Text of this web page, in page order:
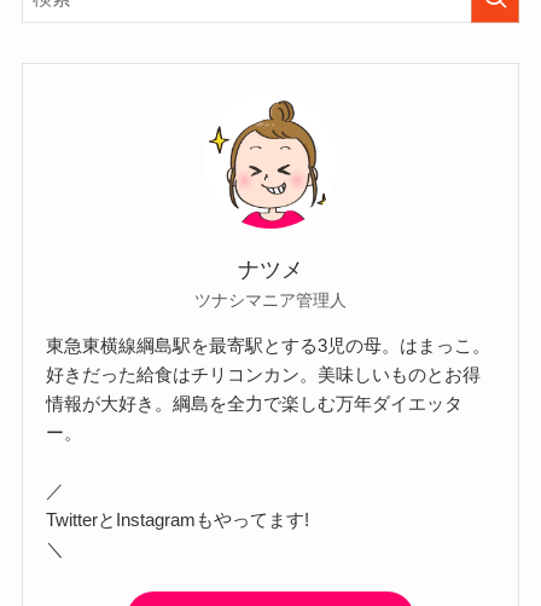
ナツメ
ツナシマニア管理人
東急東横線綱島駅を最寄駅とする3児の母。はまっこ。
好きだった給食はチリコンカン。美味しいものとお得
情報が大好き。綱島を全力で楽しむ万年ダイエッタ
ー。
／
TwitterとInstagramもやってます!
＼